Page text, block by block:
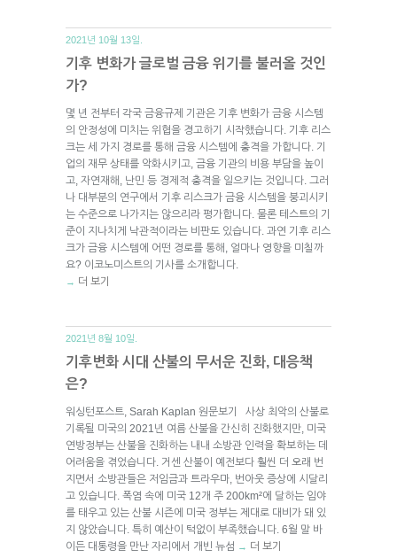
2021년 10월 13일.
기후 변화가 글로벌 금융 위기를 불러올 것인
가?
몇 년 전부터 각국 금융규제 기관은 기후 변화가 금융 시스템
의 안정성에 미치는 위협을 경고하기 시작했습니다. 기후 리스
크는 세 가지 경로를 통해 금융 시스템에 충격을 가합니다. 기
업의 재무 상태를 악화시키고, 금융 기관의 비용 부담을 높이
고, 자연재해, 난민 등 경제적 충격을 일으키는 것입니다. 그러
나 대부분의 연구에서 기후 리스크가 금융 시스템을 붕괴시키
는 수준으로 나가지는 않으리라 평가합니다. 물론 테스트의 기
준이 지나치게 낙관적이라는 비판도 있습니다. 과연 기후 리스
크가 금융 시스템에 어떤 경로를 통해, 얼마나 영향을 미칠까
요? 이코노미스트의 기사를 소개합니다.
→ 더 보기
2021년 8월 10일.
기후변화 시대 산불의 무서운 진화, 대응책
은?
워싱턴포스트, Sarah Kaplan 원문보기 사상 최악의 산불로
기록될 미국의 2021년 여름 산불을 간신히 진화했지만, 미국
연방정부는 산불을 진화하는 내내 소방관 인력을 확보하는 데
어려움을 겪었습니다. 거센 산불이 예전보다 훨씬 더 오래 번
지면서 소방관들은 저임금과 트라우마, 번아웃 증상에 시달리
고 있습니다. 폭염 속에 미국 12개 주 200km²에 달하는 임야
를 태우고 있는 산불 시즌에 미국 정부는 제대로 대비가 돼 있
지 않았습니다. 특히 예산이 턱없이 부족했습니다. 6월 말 바
이든 대통령을 만난 자리에서 개빈 뉴섬 → 더 보기